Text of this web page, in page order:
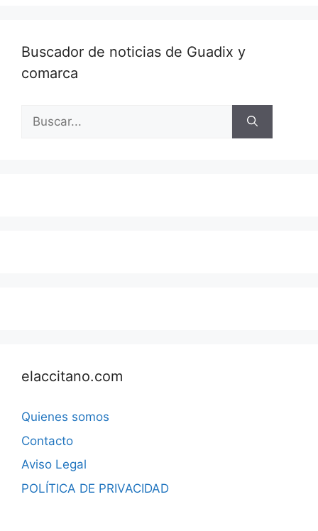
Buscador de noticias de Guadix y
comarca
Buscar:
elaccitano.com
Quienes somos
Contacto
Aviso Legal
POLÍTICA DE PRIVACIDAD